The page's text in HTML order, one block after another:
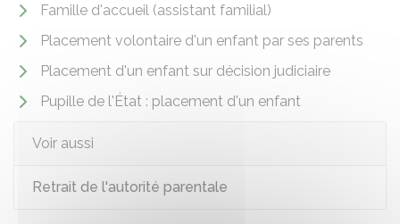
Famille d'accueil (assistant familial)
Placement volontaire d'un enfant par ses parents
Placement d'un enfant sur décision judiciaire
Pupille de l'État : placement d'un enfant
Voir aussi
Retrait de l'autorité parentale